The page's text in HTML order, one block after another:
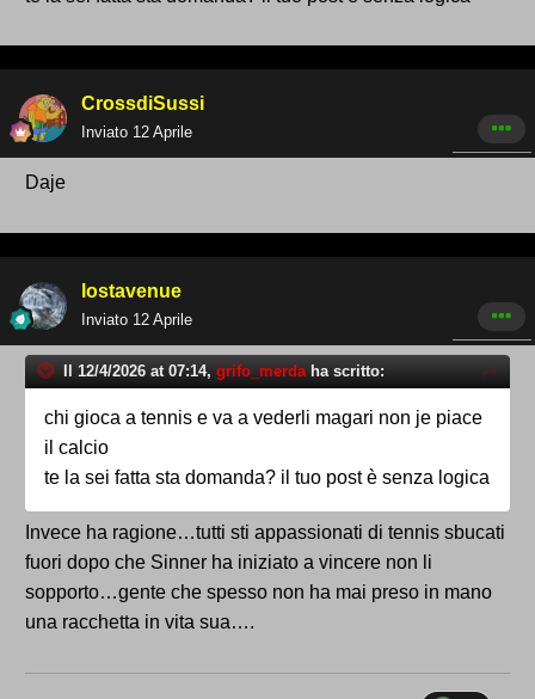
CrossdiSussi
Inviato 12 Aprile
Daje
lostavenue
Inviato 12 Aprile
Il 12/4/2026 at 07:14, grifo_merdaha scritto:
chi gioca a tennis e va a vederli magari non je piace
il calcio
te la sei fatta sta domanda? il tuo post è senza logica
Invece ha ragione…tutti sti appassionati di tennis sbucati
fuori dopo che Sinner ha iniziato a vincere non li
sopporto…gente che spesso non ha mai preso in mano
una racchetta in vita sua….